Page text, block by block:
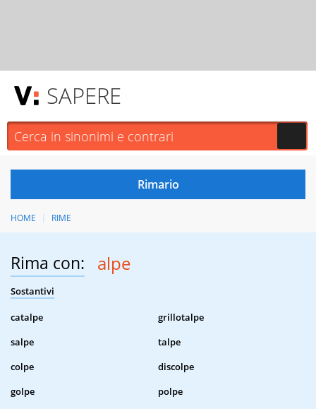
SAPERE
HOME RIME
Rima con: alpe
Sostantivi
catalpe
grillotalpe
salpe
talpe
colpe
discolpe
golpe
polpe